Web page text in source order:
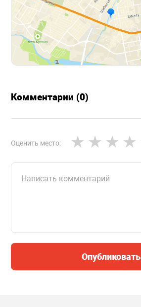
Комментарии (0)
Оценить место:
Опубликовать